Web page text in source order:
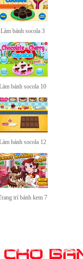
Làm bánh socola 3
bánh socola 10
bánh socola 12
trí bánh kem 7